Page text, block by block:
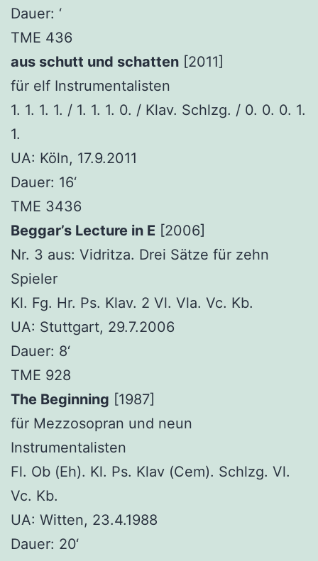
Dauer: ‘
TME 436
aus schutt und schatten [2011]
für elf Instrumentalisten
1. 1. 1. 1. / 1. 1. 1. 0. / Klav. Schlzg. / 0. 0. 0. 1.
1.
UA: Köln, 17.9.2011
Dauer: 16‘
TME 3436
Beggar’s Lecture in E [2006]
Nr. 3 aus: Vidritza. Drei Sätze für zehn
Spieler
Kl. Fg. Hr. Ps. Klav. 2 Vl. Vla. Vc. Kb.
UA: Stuttgart, 29.7.2006
Dauer: 8‘
TME 928
The Beginning [1987]
für Mezzosopran und neun
Instrumentalisten
Fl. Ob (Eh). Kl. Ps. Klav (Cem). Schlzg. Vl.
Vc. Kb.
UA: Witten, 23.4.1988
Dauer: 20‘